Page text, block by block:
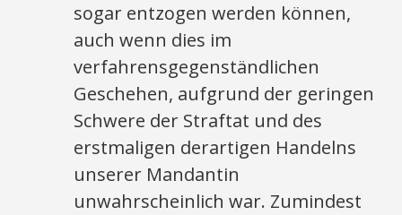
sogar entzogen werden können,
auch wenn dies im
verfahrensgegenständlichen
Geschehen, aufgrund der geringen
Schwere der Straftat und des
erstmaligen derartigen Handelns
unserer Mandantin
unwahrscheinlich war. Zumindest